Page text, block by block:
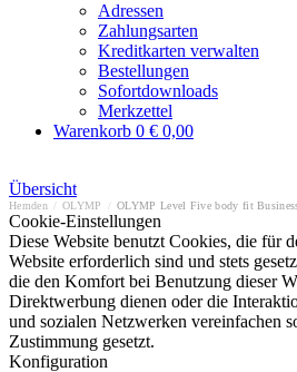
Adressen
Zahlungsarten
Kreditkarten verwalten
Bestellungen
Sofortdownloads
Merkzettel
Warenkorb 0 € 0,00
Übersicht
Hemden OLYMP OLYMP Level Five body fit
Cookie-Einstellungen
Diese Website benutzt Cookies, die für
Website erforderlich sind und stets
die den Komfort bei Benutzung dieser
Direktwerbung dienen oder die
und sozialen Netzwerken vereinfachen
Zustimmung gesetzt.
Konfiguration